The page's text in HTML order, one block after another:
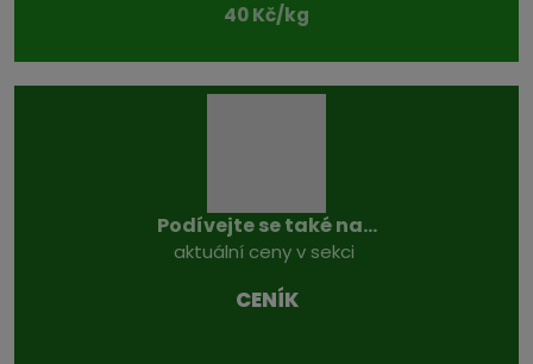
40 Kč/kg
Podívejte se také na...
aktuální ceny v sekci
CENÍK